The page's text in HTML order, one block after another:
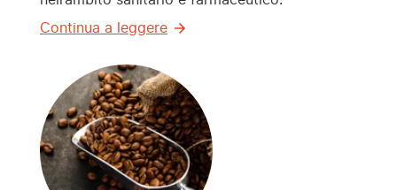
Continua a leggere